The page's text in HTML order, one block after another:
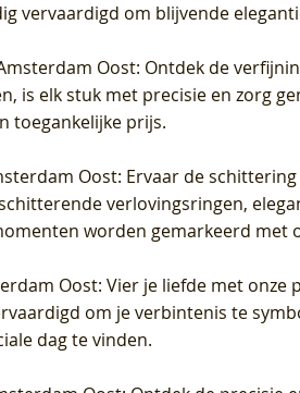
vervaardigd om blijvende
Oost: Ontdek de
is elk stuk met precisie en zorg
toegankelijke prijs.
Oost: Ervaar de
verlovingsringen,
worden gemarkeerd met
Oost: Vier je liefde met
om je verbintenis te
dag te vinden.